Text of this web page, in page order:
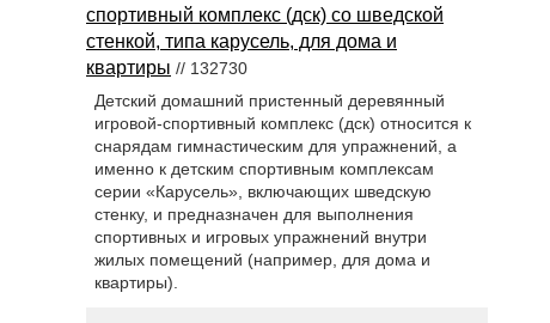
спортивный комплекс (дск) со шведской
стенкой, типа карусель, для дома и
квартиры // 132730
Детский домашний пристенный деревянный
игровой-спортивный комплекс (дск) относится к
снарядам гимнастическим для упражнений, а
именно к детским спортивным комплексам
серии «Карусель», включающих шведскую
стенку, и предназначен для выполнения
спортивных и игровых упражнений внутри
жилых помещений (например, для дома и
квартиры).